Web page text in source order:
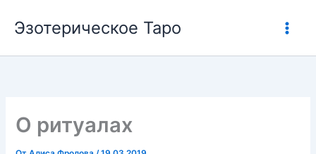
содержимому
Эзотерическое Таро
О ритуалах